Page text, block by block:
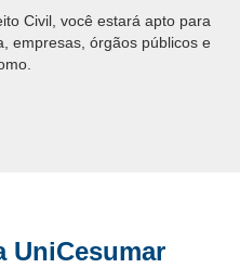
Civil, você estará apto para
empresas, órgãos públicos e
UniCesumar